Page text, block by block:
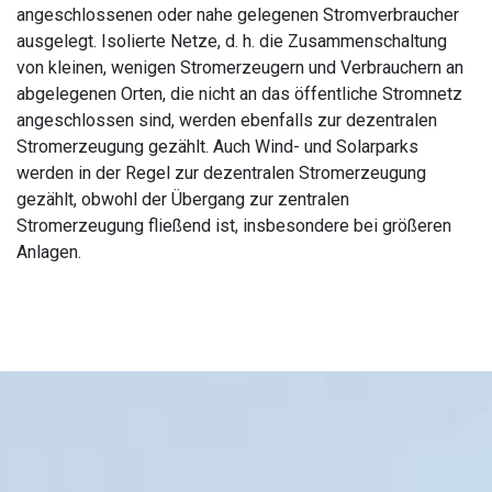
angeschlossenen oder nahe gelegenen Stromverbraucher
ausgelegt. Isolierte Netze, d. h. die Zusammenschaltung
von kleinen, wenigen Stromerzeugern und Verbrauchern an
abgelegenen Orten, die nicht an das öffentliche Stromnetz
angeschlossen sind, werden ebenfalls zur dezentralen
Stromerzeugung gezählt. Auch Wind- und Solarparks
werden in der Regel zur dezentralen Stromerzeugung
gezählt, obwohl der Übergang zur zentralen
Stromerzeugung fließend ist, insbesondere bei größeren
Anlagen.